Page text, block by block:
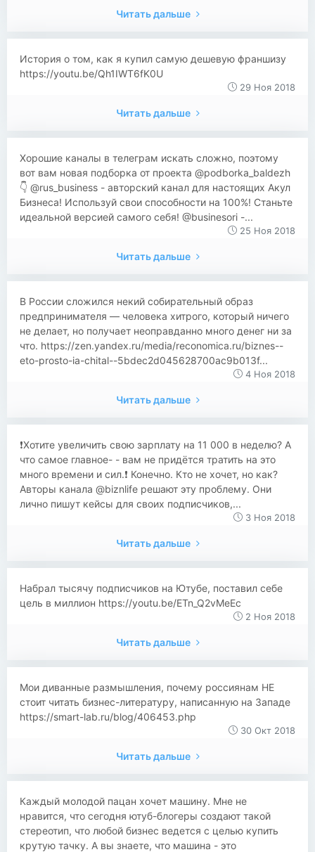
Читать дальше
История о том, как я купил самую дешевую франшизу
https://youtu.be/Qh1IWT6fK0U
29 Ноя 2018
Читать дальше
Хорошие каналы в телеграм искать сложно, поэтому
вот вам новая подборка от проекта @podborka_baldezh
👇 @rus_business - авторский канал для настоящих Акул
Бизнеса! Используй свои способности на 100%! Станьте
идеальной версией самого себя! @businesori -...
25 Ноя 2018
Читать дальше
В России сложился некий собирательный образ
предпринимателя — человека хитрого, который ничего
не делает, но получает неоправданно много денег ни за
что. https://zen.yandex.ru/media/reconomica.ru/biznes--
eto-prosto-ia-chital--5bdec2d045628700ac9b013f...
4 Ноя 2018
Читать дальше
❗️Хотите увеличить свою зарплату на 11 000 в неделю? А
что самое главное- - вам не придётся тратить на это
много времени и сил.❗️ Конечно. Кто не хочет, но как?
Авторы канала @biznlife решают эту проблему. Они
лично пишут кейсы для своих подписчиков,...
3 Ноя 2018
Читать дальше
Набрал тысячу подписчиков на Ютубе, поставил себе
цель в миллион https://youtu.be/ETn_Q2vMeEc
2 Ноя 2018
Читать дальше
Мои диванные размышления, почему россиянам НЕ
стоит читать бизнес-литературу, написанную на Западе
https://smart-lab.ru/blog/406453.php
30 Окт 2018
Читать дальше
Каждый молодой пацан хочет машину. Мне не
нравится, что сегодня ютуб-блогеры создают такой
стереотип, что любой бизнес ведется с целью купить
крутую тачку. А вы знаете, что машина - это